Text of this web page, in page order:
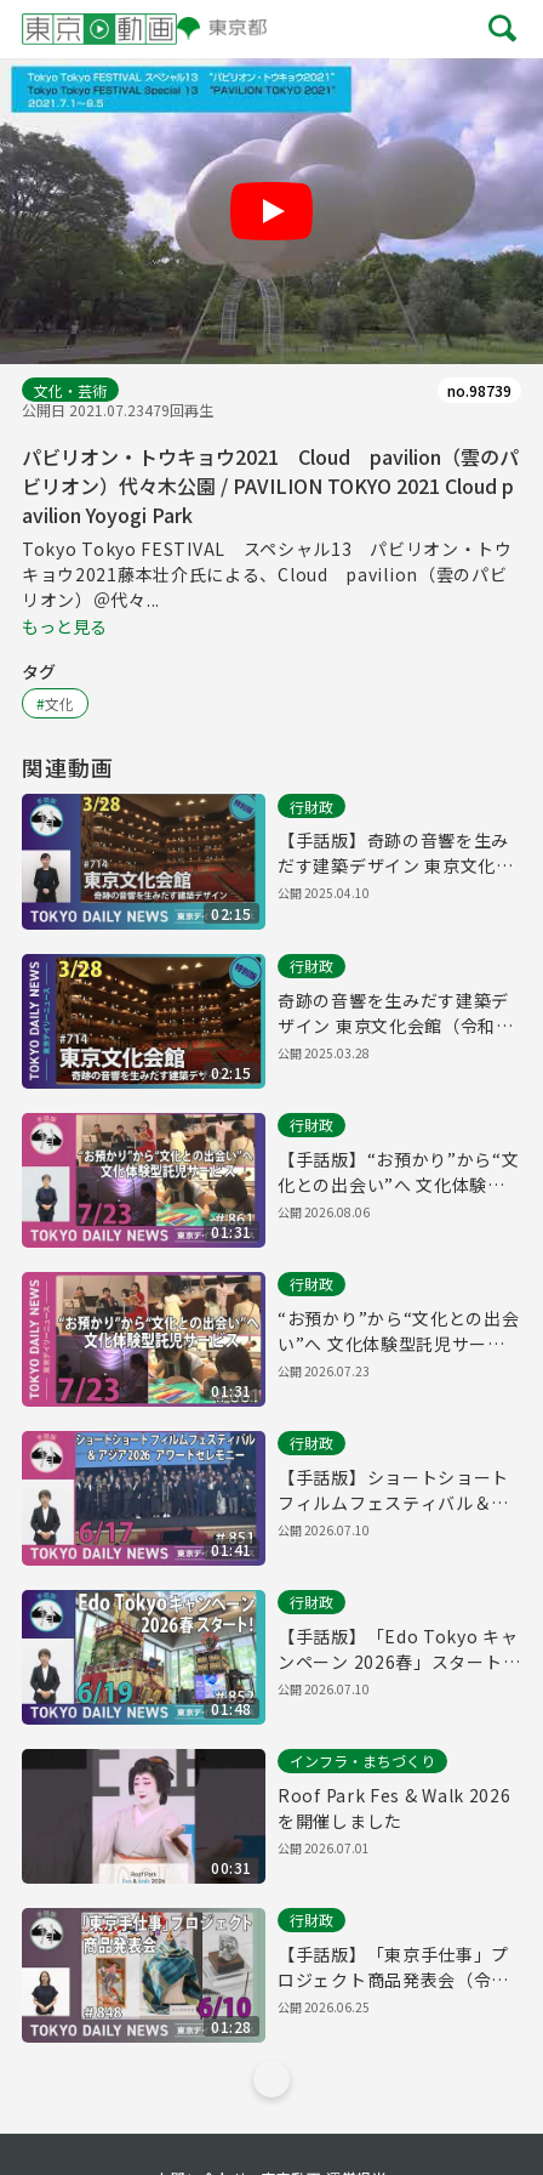
Play
文化・芸術
公開日 2021.07.23479回再生
no.98739
パビリオン・トウキョウ2021 Cloud pavilion（雲のパ
ビリオン）代々木公園 / PAVILION TOKYO 2021 Cloud p
avilion Yoyogi Park
Tokyo Tokyo FESTIVAL スペシャル13 パビリオン・トウ
キョウ2021藤本壮介氏による、Cloud pavilion（雲のパビ
リオン）＠代々...
もっと見る
タグ
#文化
関連動画
02:15
行財政
【手話版】奇跡の音響を生み
だす建築デザイン 東京文化会
館（令和7年3月28日 東京デイ
公開2025.04.10
02:15
行財政
奇跡の音響を生みだす建築デ
ザイン 東京文化会館（令和7
年3月28日 東京デイリーニュ
公開2025.03.28
01:31
行財政
【手話版】“お預かり”から“文
化との出会い”へ 文化体験型
託児サービス（令和8年7月23
公開2026.08.06
01:31
行財政
“お預かり”から“文化との出会
い”へ 文化体験型託児サービ
ス（令和8年7月23日 東京デイ
公開2026.07.23
01:41
行財政
【手話版】ショートショート
フィルムフェスティバル＆ア
ジア2026 アワードセレモニー
公開2026.07.10
01:48
行財政
【手話版】「Edo Tokyo キャ
ンペーン 2026春」スタート！
（令和8年6月17日 東京デイリ
公開2026.07.10
00:31
インフラ・まちづくり
Roof Park Fes & Walk 2026
を開催しました
公開2026.07.01
01:28
行財政
【手話版】「東京手仕事」プ
ロジェクト商品発表会（令和8
年6月10日 東京デイリーニュ
公開2026.06.25